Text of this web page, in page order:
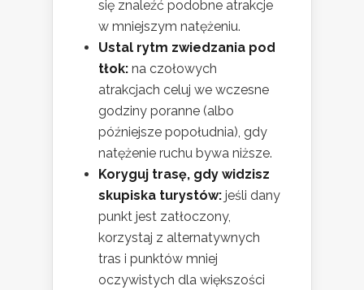
się znaleźć podobne atrakcje
w mniejszym natężeniu.
Ustal rytm zwiedzania pod
tłok: na czołowych
atrakcjach celuj we wczesne
godziny poranne (albo
późniejsze popołudnia), gdy
natężenie ruchu bywa niższe.
Koryguj trasę, gdy widzisz
skupiska turystów: jeśli dany
punkt jest zatłoczony,
korzystaj z alternatywnych
tras i punktów mniej
oczywistych dla większości